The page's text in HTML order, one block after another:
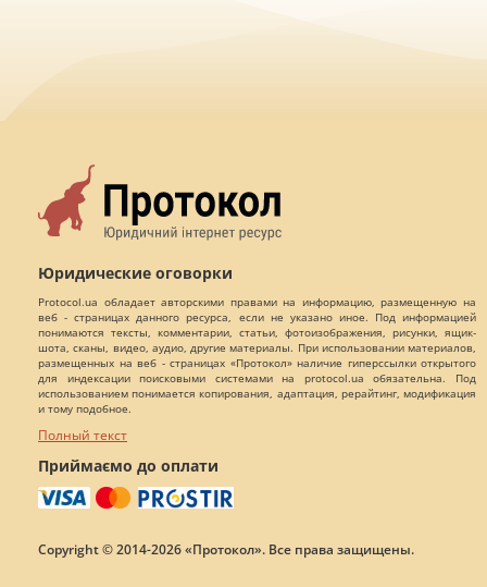
Юридические оговорки
Protocol.ua обладает авторскими правами на информацию, размещенную на
веб - страницах данного ресурса, если не указано иное. Под информацией
понимаются тексты, комментарии, статьи, фотоизображения, рисунки, ящик-
шота, сканы, видео, аудио, другие материалы. При использовании материалов,
размещенных на веб - страницах «Протокол» наличие гиперссылки открытого
для индексации поисковыми системами на protocol.ua обязательна. Под
использованием понимается копирования, адаптация, рерайтинг, модификация
и тому подобное.
Полный текст
Приймаємо до оплати
Copyright © 2014-2026 «Протокол». Все права защищены.